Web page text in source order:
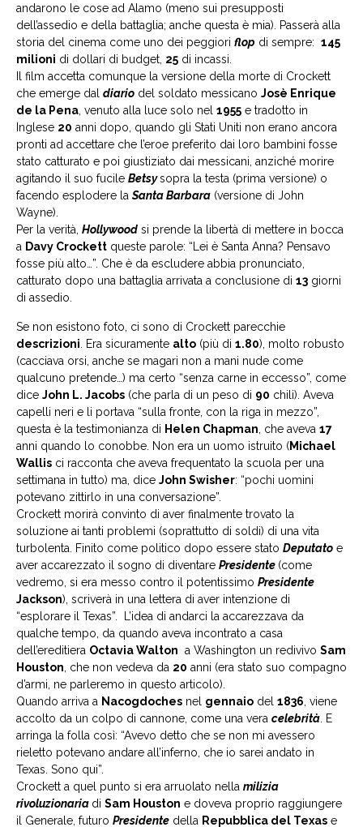
andarono le cose ad Alamo (meno sui presupposti
dell’assedio e della battaglia; anche questa è mia). Passerà alla
storia del cinema come uno dei peggiori flop di sempre: 145
milioni di dollari di budget, 25 di incassi.
Il film accetta comunque la versione della morte di Crockett
che emerge dal diario del soldato messicano Josè Enrique
de la Pena , venuto alla luce solo nel 1955 e tradotto in
Inglese 20 anni dopo, quando gli Stati Uniti non erano ancora
pronti ad accettare che l’eroe preferito dai loro bambini fosse
stato catturato e poi giustiziato dai messicani, anziché morire
agitando il suo fucile Betsysopra la testa (prima versione) o
facendo esplodere laSanta Barbara (versione di John
Wayne).
Per la verità, Hollywood si prende la libertà di mettere in bocca
a Davy Crockett queste parole: “Lei è Santa Anna? Pensavo
fosse più alto…”. Che è da escludere abbia pronunciato,
catturato dopo una battaglia arrivata a conclusione di 13 giorni
di assedio.
Se non esistono foto, ci sono di Crockett parecchie
descrizioni . Era sicuramente alto (più di 1.80), molto robusto
(cacciava orsi, anche se magari non a mani nude come
qualcuno pretende…) ma certo “senza carne in eccesso”, come
dice John L. Jacobs (che parla di un peso di 90 chili). Aveva
capelli neri e li portava “sulla fronte, con la riga in mezzo”,
questa è la testimonianza di Helen Chapman , che aveva 17
anni quando lo conobbe. Non era un uomo istruito (Michael
Wallis ci racconta che aveva frequentato la scuola per una
settimana in tutto) ma, dice John Swisher: “pochi uomini
potevano zittirlo in una conversazione”.
Crockett morirà convinto di aver finalmente trovato la
soluzione ai tanti problemi (soprattutto di soldi) di una vita
turbolenta. Finito come politico dopo essere stato Deputato e
aver accarezzato il sogno di diventare Presidente (come
vedremo, si era messo contro il potentissimo Presidente
Jackson), scriverà in una lettera di aver intenzione di
“esplorare il Texas”. L’idea di andarci la accarezzava da
qualche tempo, da quando aveva incontrato a casa
dell’ereditiera Octavia Walton a Washington un redivivo Sam
Houston , che non vedeva da 20 anni (era stato suo compagno
d’armi, ne parleremo in questo articolo).
Quando arriva a Nacogdoches nel gennaio del 1836 , viene
accolto da un colpo di cannone, come una vera celebrità . E
arringa la folla così: “Avevo detto che se non mi avessero
rieletto potevano andare all’inferno, che io sarei andato in
Texas. Sono qui”.
Crockett a quel punto si era arruolato nella milizia
rivoluzionaria di Sam Houston e doveva proprio raggiungere
il Generale, futuro Presidente della Repubblica del Texas e